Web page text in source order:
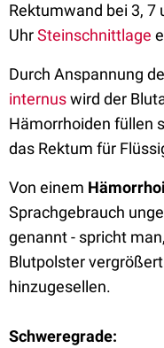
Rektumwand bei 3, 7
UhrSteinschnittlage
Durch Anspannung
internuswird der
Hämorrhoiden füllen
das Rektum für
Von einem
Sprachgebrauch
genannt - spricht
Blutpolster
hinzugesellen.
Schweregrade: